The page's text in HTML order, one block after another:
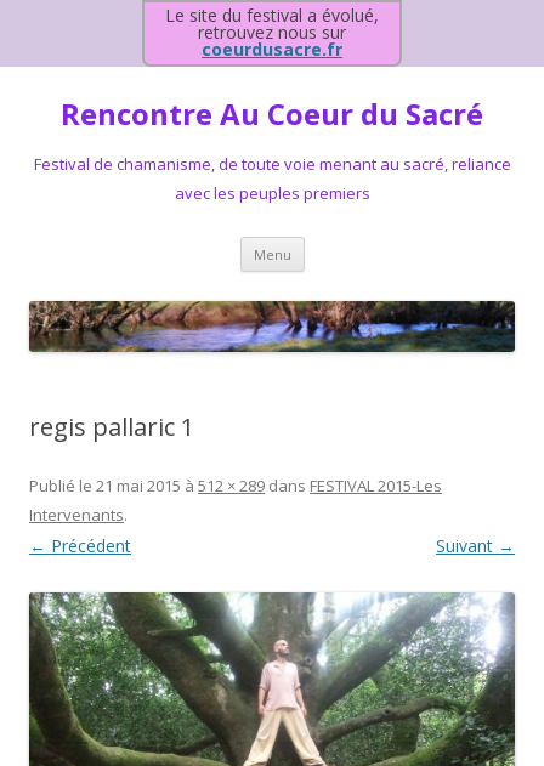
Le site du festival a évolué,
retrouvez nous sur
coeurdusacre.fr
Rencontre Au Coeur du Sacré
Festival de chamanisme, de toute voie menant au sacré, reliance
avec les peuples premiers
Menu Aller au contenu principal
regis pallaric 1
Publié le 21 mai 2015 à 512 × 289 dans FESTIVAL 2015-Les
Intervenants.
← Précédent Suivant →